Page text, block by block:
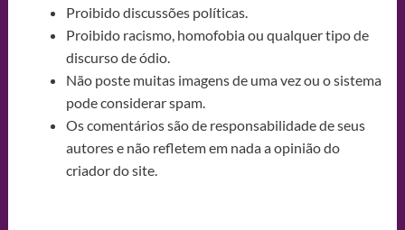
Proibido discussões políticas.
Proibido racismo, homofobia ou qualquer tipo de
discurso de ódio.
Não poste muitas imagens de uma vez ou o sistema
pode considerar spam.
Os comentários são de responsabilidade de seus
autores e não refletem em nada a opinião do
criador do site.